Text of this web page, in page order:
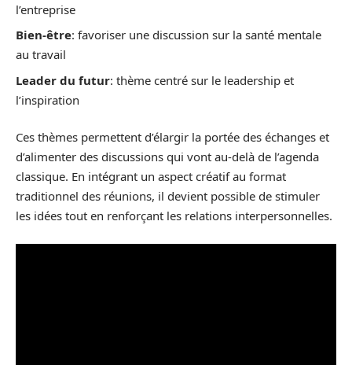
l’entreprise
Bien-être: favoriser une discussion sur la santé mentale
au travail
Leader du futur: thème centré sur le leadership et
l’inspiration
Ces thèmes permettent d’élargir la portée des échanges et
d’alimenter des discussions qui vont au-delà de l’agenda
classique. En intégrant un aspect créatif au format
traditionnel des réunions, il devient possible de stimuler
les idées tout en renforçant les relations interpersonnelles.